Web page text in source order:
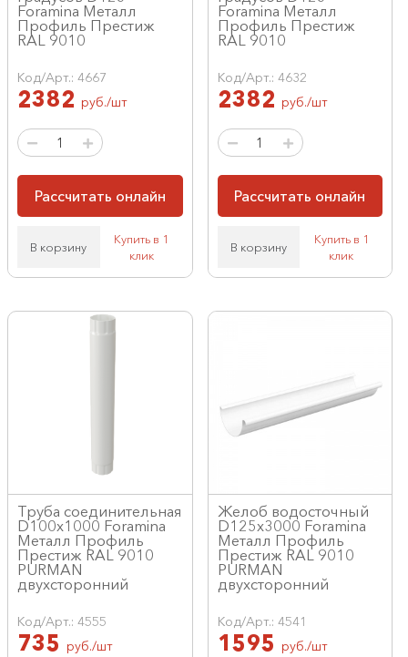
Foramina Металл
Профиль Престиж
RAL 9010
Код/Арт.: 4667
2382 руб./шт
Рассчитать онлайн
В корзину
Купить в 1
клик
Foramina Металл
Профиль Престиж
RAL 9010
Код/Арт.: 4632
2382 руб./шт
Рассчитать онлайн
В корзину
Купить в 1
клик
Труба соединительная
D100х1000 Foramina
Металл Профиль
Престиж RAL 9010
PURMAN
двухсторонний
Код/Арт.: 4555
735 руб./шт
Желоб водосточный
D125х3000 Foramina
Металл Профиль
Престиж RAL 9010
PURMAN
двухсторонний
Код/Арт.: 4541
1595 руб./шт